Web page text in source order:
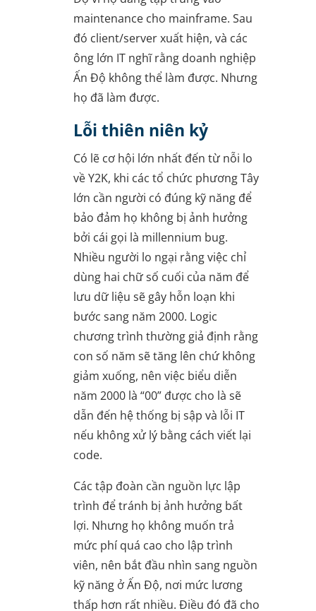
maintenance cho mainframe. Sau
đó client/server xuất hiện, và các
ông lớn IT nghĩ rằng doanh nghiệp
Ấn Độ không thể làm được. Nhưng
họ đã làm được.
Lỗi thiên niên kỷ
Có lẽ cơ hội lớn nhất đến từ nỗi lo
về Y2K, khi các tổ chức phương Tây
lớn cần người có đúng kỹ năng để
bảo đảm họ không bị ảnh hưởng
bởi cái gọi là millennium bug.
Nhiều người lo ngại rằng việc chỉ
dùng hai chữ số cuối của năm để
lưu dữ liệu sẽ gây hỗn loạn khi
bước sang năm 2000. Logic
chương trình thường giả định rằng
con số năm sẽ tăng lên chứ không
giảm xuống, nên việc biểu diễn
năm 2000 là “00” được cho là sẽ
dẫn đến hệ thống bị sập và lỗi IT
nếu không xử lý bằng cách viết lại
code.
Các tập đoàn cần nguồn lực lập
trình để tránh bị ảnh hưởng bất
lợi. Nhưng họ không muốn trả
mức phí quá cao cho lập trình
viên, nên bắt đầu nhìn sang nguồn
kỹ năng ở Ấn Độ, nơi mức lương
thấp hơn rất nhiều. Điều đó đã cho